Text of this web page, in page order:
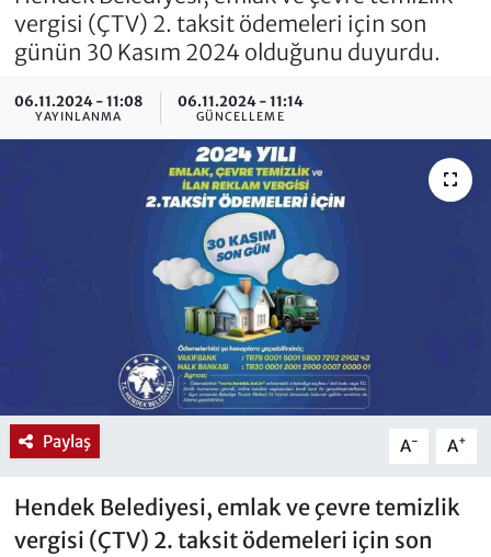
vergisi (ÇTV) 2. taksit ödemeleri için son
günün 30 Kasım 2024 olduğunu duyurdu.
06.11.2024 - 11:08
YAYINLANMA
06.11.2024 - 11:14
GÜNCELLEME
Paylaş A- A+
Hendek Belediyesi, emlak ve çevre temizlik
vergisi (ÇTV) 2. taksit ödemeleri için son
Künye
İletişim
Haber Arşivi